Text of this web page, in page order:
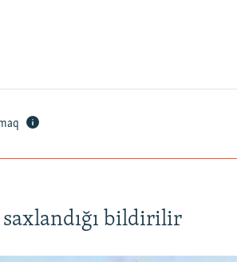
saxlandığı bildirilir